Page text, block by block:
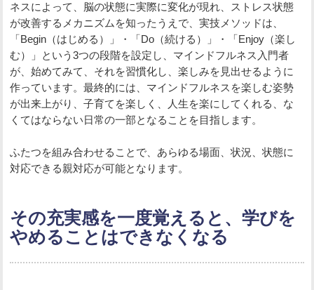
ネスによって、脳の状態に実際に変化が現れ、ストレス状態
が改善するメカニズムを知ったうえで、実技メソッドは、
「Begin（はじめる）」・「Do（続ける）」・「Enjoy（楽し
む）」という3つの段階を設定し、マインドフルネス入門者
が、始めてみて、それを習慣化し、楽しみを見出せるように
作っています。最終的には、マインドフルネスを楽しむ姿勢
が出来上がり、子育てを楽しく、人生を楽にしてくれる、な
くてはならない日常の一部となることを目指します。
ふたつを組み合わせることで、あらゆる場面、状況、状態に
対応できる親対応が可能となります。
その充実感を一度覚えると、学びを
やめることはできなくなる